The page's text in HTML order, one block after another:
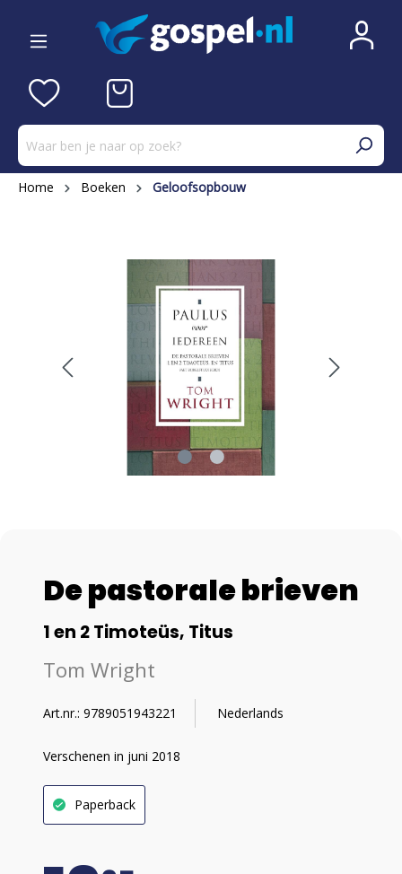
Home Boeken Geloofsopbouw
De pastorale brieven
1 en 2 Timoteüs, Titus
Tom Wright
Art.nr.: 9789051943221 Nederlands
Verschenen in juni 2018
Paperback